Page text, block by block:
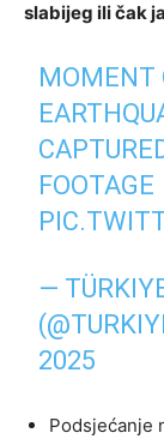
slabijeg ili čak
MOMENT
FOOTAGE
—
2025
Podsjećanje